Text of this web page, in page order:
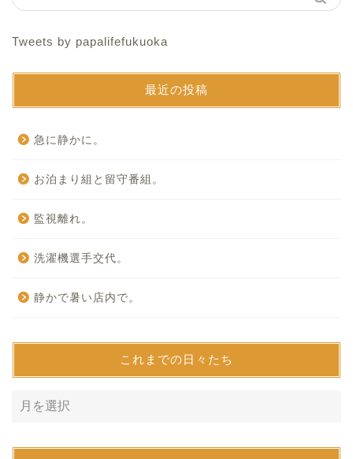
Tweets by papalifefukuoka
最近の投稿
急に静かに。
お泊まり組と留守番組。
監視離れ。
洗濯機選手交代。
静かで暑い店内で。
これまでの日々たち